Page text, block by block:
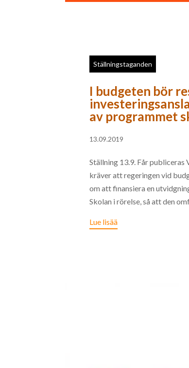
Ställningstaganden
I budgeten bör
av programmet
13.09.2019
Ställning 13.9. Får publiceras
kräver att regeringen vid
om att finansiera en
Skolan i rörelse, så att den
Lue lisää